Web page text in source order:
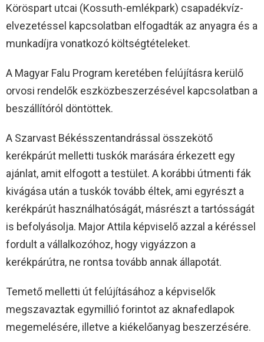
Köröspart utcai (Kossuth-emlékpark) csapadékvíz-
elvezetéssel kapcsolatban elfogadták az anyagra és a
munkadíjra vonatkozó költségtételeket.
A Magyar Falu Program keretében felújításra kerülő
orvosi rendelők eszközbeszerzésével kapcsolatban a
beszállítóról döntöttek.
A Szarvast Békésszentandrással összekötő
kerékpárút melletti tuskók marására érkezett egy
ajánlat, amit elfogott a testület. A korábbi útmenti fák
kivágása után a tuskók tovább éltek, ami egyrészt a
kerékpárút használhatóságát, másrészt a tartósságát
is befolyásolja. Major Attila képviselő azzal a kéréssel
fordult a vállalkozóhoz, hogy vigyázzon a
kerékpárútra, ne rontsa tovább annak állapotát.
Temető melletti út felújításához a képviselők
megszavaztak egymillió forintot az aknafedlapok
megemelésére, illetve a kiékelőanyag beszerzésére.